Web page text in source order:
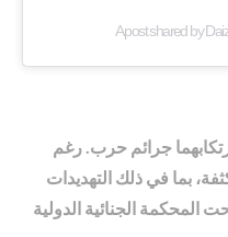
A post shared by
جرائم حرب. رغم
بما في ذلك التهديدات
المحكمة الجنائية الدولية